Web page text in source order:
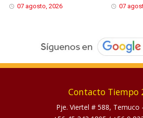
07 agosto, 2026 07
Contacto Tiempo
Pje. Viertel # 588, Temuco